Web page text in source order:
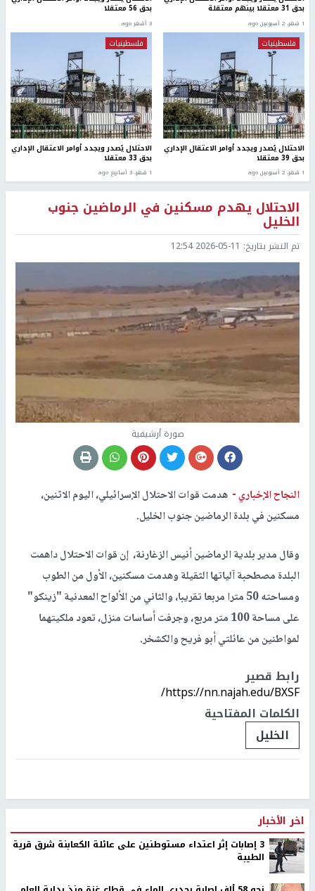
بحق 31 معتقلا بينهم معتقلة
1 شهر، 2 أسبوعين ago
بحق 56 معتقلا
3 أشهر ago
فلسطينيات
الاحتلال يُصدر ويجدد أوامر الاعتقال الإداري
بحق 39 معتقلا
1 شهر، 2 أسبوعين ago
فلسطينيات
الاحتلال يُصدر ويجدد أوامر الاعتقال الإداري
بحق 33 معتقلا
1 شهر، 3 أسابيع ago
الاحتلال يهدم مسكنين في الرماضين جنوب
الخليل
تم النشر بتاريخ: 2026-05-11 12:54
صورة أرشيفية
النجاح الإخباري - هدمت قوات الاحتلال الإسرائيلي، اليوم الاثنين،
مسكنين في بلدة الرماضين جنوب الخليل.
وقال مدير بلدية الرماضين أنيس الزغارنة، إن قوات الاحتلال داهمت
البلدة مصطحبة آلياتها الثقيلة وهدمت مسكنين، الأول من الطوب
ومساحته 50 مترا مربعا تقريبا، والثاني من الألواح المعدنية "زينكو"
على مساحة 100 متر مربع، وجرفت أساسات منزل، تعود ملكيتهما
لمواطنين من عائلتي أبو فريح والكشخر.
رابط قصير
https://nn.najah.edu/BXSF/
الكلمات المفتاحية
الخليل
اخر الأخبار
‏3 إصابات إثر اعتداء مستوطنين على عائلة الكعابنة شرق قرية
الطيبة